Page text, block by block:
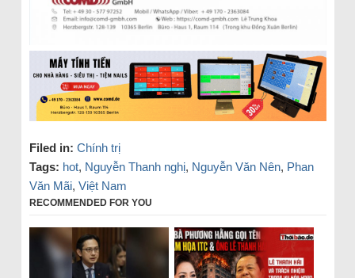
Filed in: Chính trị
Tags: hot, Nguyễn Thanh nghị, Nguyễn Văn Nên, Phan
Văn Mãi, Việt Nam
RECOMMENDED FOR YOU